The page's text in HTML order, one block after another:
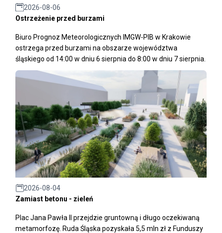
2026-08-06
Ostrzeżenie przed burzami
Biuro Prognoz Meteorologicznych IMGW-PIB w Krakowie
ostrzega przed burzami na obszarze województwa
śląskiego od 14:00 w dniu 6 sierpnia do 8:00 w dniu 7 sierpnia.
2026-08-04
Zamiast betonu - zieleń
Plac Jana Pawła II przejdzie gruntowną i długo oczekiwaną
metamorfozę. Ruda Śląska pozyskała 5,5 mln zł z Funduszy